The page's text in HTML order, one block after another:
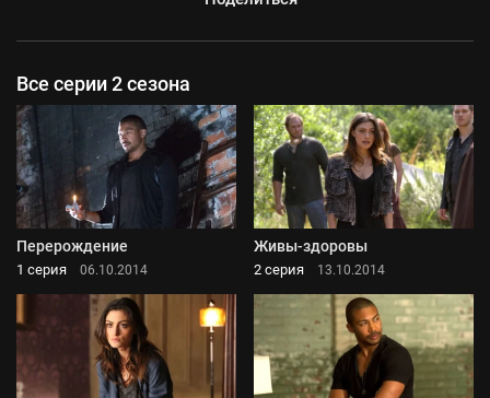
Все серии 2 сезона
Перерождение
1 серия 06.10.2014
Живы-здоровы
2 серия 13.10.2014